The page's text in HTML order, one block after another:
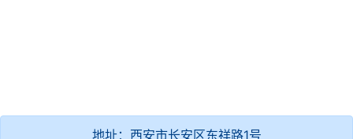
地址：西安市长安区东祥路1号